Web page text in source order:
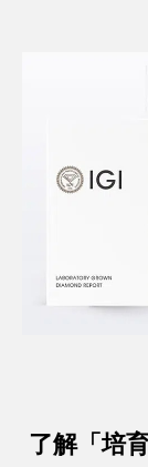
了解「培